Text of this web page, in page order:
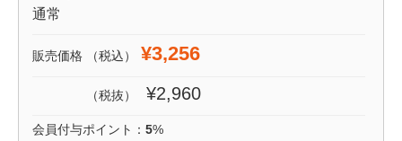
通常
販売価格 （税込） ¥3,256
（税抜） ¥2,960
会員付与ポイント： 5%